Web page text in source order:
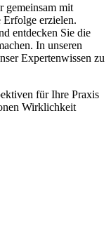
gemeinsam mit
erzielen.
entdecken Sie die
In unseren
Exper­ten­wissen zu
für Ihre Praxis
Wirk­lich­keit